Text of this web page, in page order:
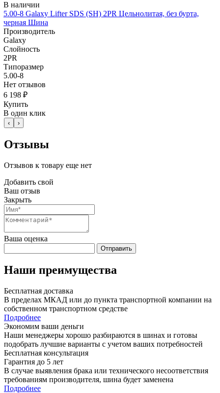
В наличии
5.00-8 Galaxy Lifter SDS (SH) 2PR Цельнолитая, без бурта,
черная Шина
Производитель
Galaxy
Слойность
2PR
Типоразмер
5.00-8
Нет отзывов
6 198 ₽
Купить
В один клик
‹ ›
Отзывы
Отзывов к товару еще нет
Добавить свой
Ваш отзыв
Закрыть
Ваша оценка
Отправить
Наши преимущества
Бесплатная доставка
В пределах МКАД или до пункта транспортной компании на
собственном транспортном средстве
Подробнее
Экономим ваши деньги
Наши менеджеры хорошо разбираются в шинах и готовы
подобрать лучшие варианты с учетом ваших потребностей
Бесплатная консультация
Гарантия до 5 лет
В случае выявления брака или технического несоответствия
требованиям производителя, шина будет заменена
Подробнее